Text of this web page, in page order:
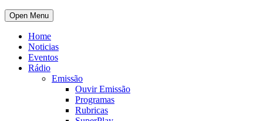
Open Menu
Home
Noticias
Eventos
Rádio
Emissão
Ouvir Emissão
Programas
Rubricas